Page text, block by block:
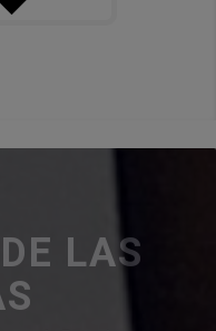
LAS